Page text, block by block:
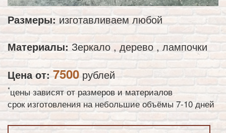
Размеры: изготавливаем любой
Материалы: Зеркало , дерево , лампочки
Цена от: 7500 рублей
*цены зависят от размеров и материалов
срок изготовления на небольшие объёмы 7-10 дней